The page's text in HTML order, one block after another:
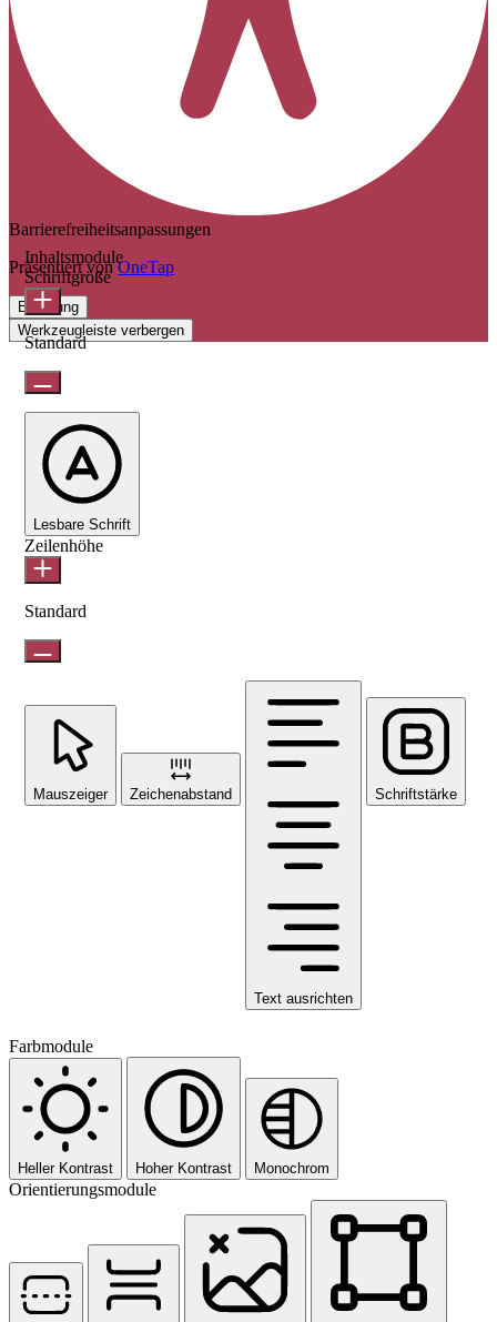
Barrierefreiheitsanpassungen
Präsentiert vonOneTap
Erklärung
Werkzeugleiste verbergen
Inhaltsmodule
Schriftgröße
Standard
Lesbare Schrift
Zeilenhöhe
Standard
Mauszeiger Zeichenabstand
Text ausrichten
Schriftstärke
Farbmodule
Heller Kontrast Hoher Kontrast Monochrom
Orientierungsmodule